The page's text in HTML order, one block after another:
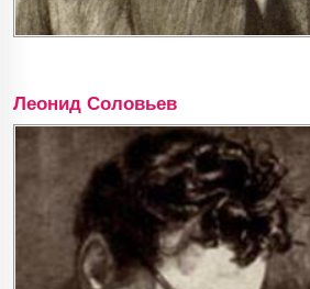
Леонид Соловьев